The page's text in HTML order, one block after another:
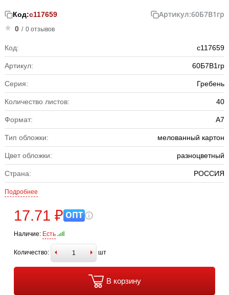
Код:с117659 Артикул:60Б7В1гр
0 / 0 отзывов
Код: с117659
Артикул: 60Б7В1гр
Серия: Гребень
Количество листов: 40
Формат: А7
Тип обложки: мелованный картон
Цвет обложки: разноцветный
Страна: РОССИЯ
Подробнее
17.71 ₽ ОПТ
Наличие: Есть
Количество: шт
В корзину